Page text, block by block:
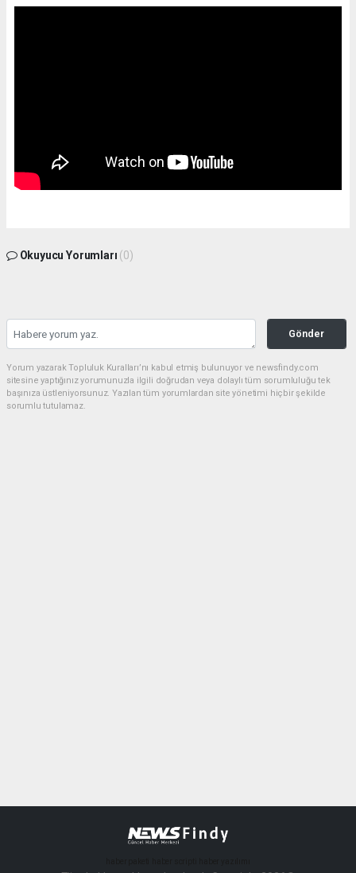
Okuyucu Yorumları (0)
Gönder
Yorum yazarak Topluluk Kuralları’nı kabul etmiş bulunuyor ve newsfindy.com
sitesine yaptığınız yorumunuzla ilgili doğrudan veya dolaylı tüm sorumluluğu tek
başınıza üstleniyorsunuz. Yazılan tüm yorumlardan site yönetimi hiçbir şekilde
sorumlu tutulamaz.